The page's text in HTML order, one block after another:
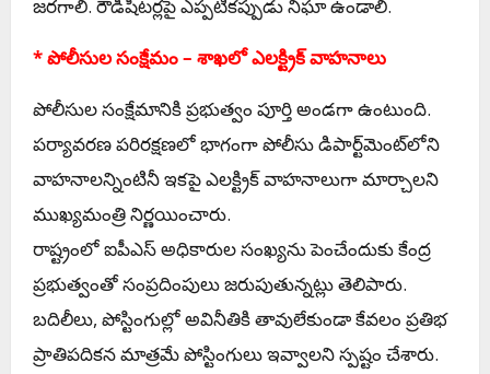
జరగాలి. రౌడీషీటర్లపై ఎప్పటికప్పుడు నిఘా ఉండాలి.
* పోలీసుల సంక్షేమం – శాఖలో ఎలక్ట్రిక్ వాహనాలు
పోలీసుల సంక్షేమానికి ప్రభుత్వం పూర్తి అండగా ఉంటుంది.
పర్యావరణ పరిరక్షణలో భాగంగా పోలీసు డిపార్ట్‌మెంట్‌లోని
వాహనాలన్నింటినీ ఇకపై ఎలక్ట్రిక్ వాహనాలుగా మార్చాలని
ముఖ్యమంత్రి నిర్ణయించారు.
రాష్ట్రంలో ఐపీఎస్ అధికారుల సంఖ్యను పెంచేందుకు కేంద్ర
ప్రభుత్వంతో సంప్రదింపులు జరుపుతున్నట్లు తెలిపారు.
బదిలీలు, పోస్టింగుల్లో అవినీతికి తావులేకుండా కేవలం ప్రతిభ
ప్రాతిపదికన మాత్రమే పోస్టింగులు ఇవ్వాలని స్పష్టం చేశారు.